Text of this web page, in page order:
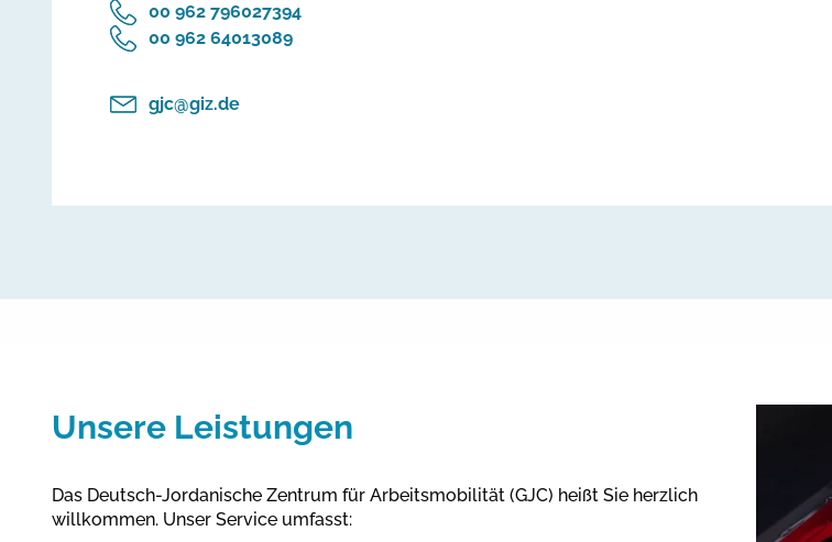
‎00 962 796027394
‎00 962 64013089
gjc@giz.de
Unsere Leistungen
Das Deutsch-Jordanische Zentrum für Arbeitsmobilität (GJC) heißt Sie herzlich
willkommen. Unser Service umfasst: